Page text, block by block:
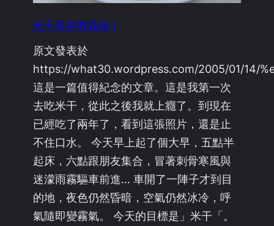
米干基本教義派 !
原文發表於
https://what30.wordpress.com/2005/01/14/
這是一篇值得紀念的文章。這是我第一次
去吃米干，從此之後我就上癮了。到現在
已經吃了兩年了，看到這張照片，還是止
不住口水。 今天早上起了個大早，五點半
起床，六點跟朋友集合，冒著刺骨寒風與
迷濛雨霧驅車前進… 車開了一陣子才到目
的地，夜色仍然昏暗，空氣仍然冰冷，呼
氣隨即變霧氣。 今天的目標是」米干「。